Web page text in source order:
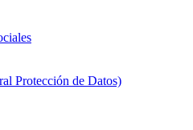
Protección de Datos)